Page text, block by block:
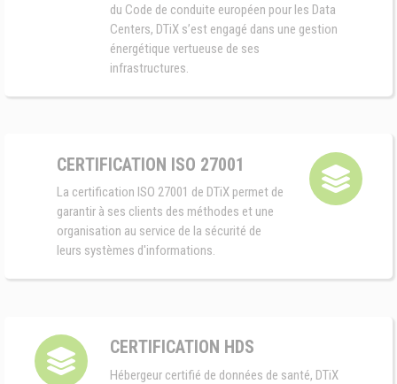
du Code de conduite européen pour les Data
Centers, DTiX s’est engagé dans une gestion
énergétique vertueuse de ses
infrastructures.
CERTIFICATION ISO 27001
La certification ISO 27001 de DTiX permet de
garantir à ses clients des méthodes et une
organisation au service de la sécurité de
leurs systèmes d'informations.
CERTIFICATION HDS
Hébergeur certifié de données de santé, DTiX